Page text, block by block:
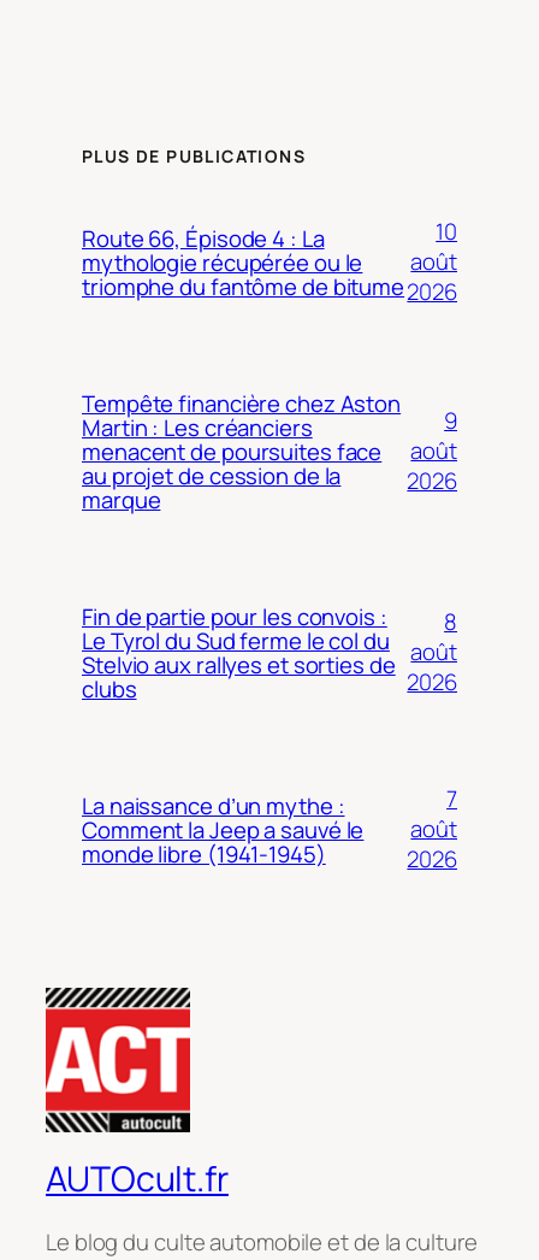
PLUS DE PUBLICATIONS
Route 66, Épisode 4 : La
mythologie récupérée ou le
triomphe du fantôme de bitume
10
août
2026
Tempête financière chez Aston
Martin : Les créanciers
menacent de poursuites face
au projet de cession de la
marque
9
août
2026
Fin de partie pour les convois :
Le Tyrol du Sud ferme le col du
Stelvio aux rallyes et sorties de
clubs
8
août
2026
La naissance d’un mythe :
Comment la Jeep a sauvé le
monde libre (1941-1945)
7
août
2026
AUTOcult.fr
Le blog du culte automobile et de la culture